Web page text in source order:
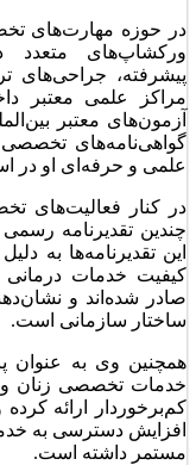
در حوزه مهارت‌های
ورکشاپ‌های متعدد
پیشرفته، جراحی‌های
مراکز علمی معتبر
گواهی‌نامه‌های تخصصی
علمی و حرفه‌ای او در
در کنار فعالیت‌های
چندین تقدیرنامه
این تقدیرنامه‌ها به
کیفیت خدمات درمانی
صادر شده‌اند و
ساختار سازمانی است.
همچنین وی به عنوان
خدمات تخصصی زنان و
کم‌برخوردار ارائه
افزایش دسترسی به
مستمر داشته است.